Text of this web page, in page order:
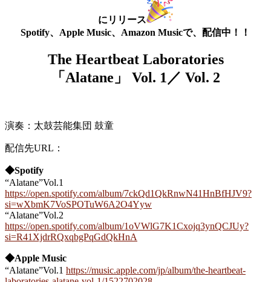
にリリース
Spotify、Apple Music、Amazon Musicで、配信中！！
The Heartbeat Laboratories
「Alatane」
Vol. 1／ Vol. 2
演奏：太鼓芸能集団 鼓童
配信先URL：
◆Spotify
“Alatane”Vol.1
https://open.spotify.com/album/7ckQd1QkRnwN41HnBfHJV9?
si=wXbmK7VoSPOTuW6A2O4Yyw
“Alatane”Vol.2
https://open.spotify.com/album/1oVWlG7K1Cxojq3ynQCJUy?
si=R41XjdrRQxqbgPqGdQkHnA
◆Apple Music
“Alatane”Vol.1 https://music.apple.com/jp/album/the-heartbeat-